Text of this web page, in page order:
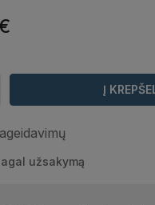
Į
užsakymą